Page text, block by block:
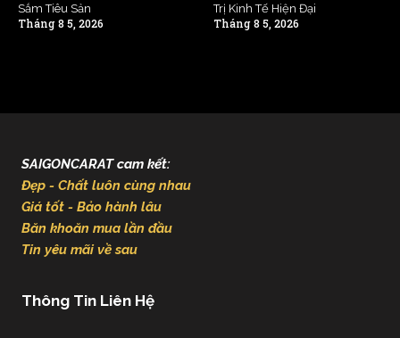
Sắm Tiêu Sản
Tháng 8 5, 2026
Trị Kinh Tế Hiện Đại
Tháng 8 5, 2026
SAIGONCARAT cam kết:
Đẹp - Chất luôn cùng nhau
Giá tốt - Bảo hành lâu
Băn khoăn mua lần đầu
Tin yêu mãi về sau
Thông Tin Liên Hệ